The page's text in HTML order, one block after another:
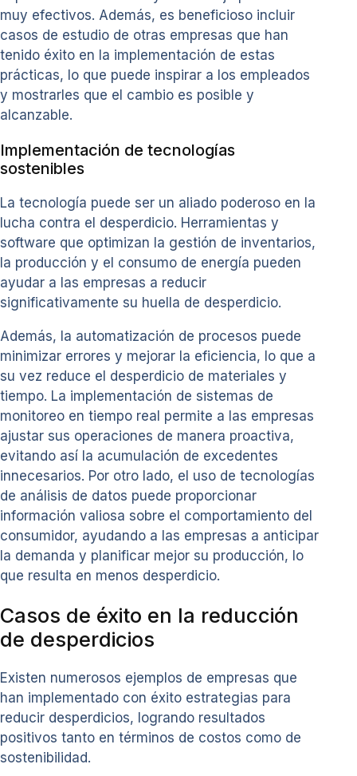
muy efectivos. Además, es beneficioso incluir
casos de estudio de otras empresas que han
tenido éxito en la implementación de estas
prácticas, lo que puede inspirar a los empleados
y mostrarles que el cambio es posible y
alcanzable.
Implementación de tecnologías
sostenibles
La tecnología puede ser un aliado poderoso en la
lucha contra el desperdicio. Herramientas y
software que optimizan la gestión de inventarios,
la producción y el consumo de energía pueden
ayudar a las empresas a reducir
significativamente su huella de desperdicio.
Además, la automatización de procesos puede
minimizar errores y mejorar la eficiencia, lo que a
su vez reduce el desperdicio de materiales y
tiempo. La implementación de sistemas de
monitoreo en tiempo real permite a las empresas
ajustar sus operaciones de manera proactiva,
evitando así la acumulación de excedentes
innecesarios. Por otro lado, el uso de tecnologías
de análisis de datos puede proporcionar
información valiosa sobre el comportamiento del
consumidor, ayudando a las empresas a anticipar
la demanda y planificar mejor su producción, lo
que resulta en menos desperdicio.
Casos de éxito en la reducción
de desperdicios
Existen numerosos ejemplos de empresas que
han implementado con éxito estrategias para
reducir desperdicios, logrando resultados
positivos tanto en términos de costos como de
sostenibilidad.